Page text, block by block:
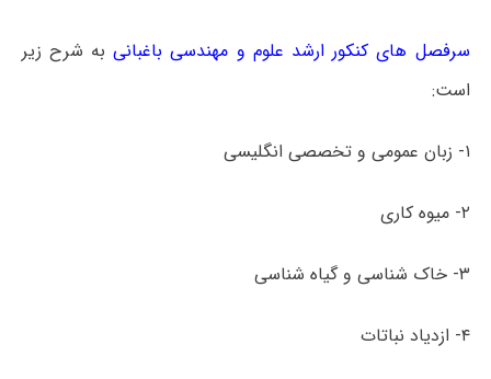
سرفصل های کنکور ارشد علوم و مهندسی باغبانیبه شرح زیر
است:
۱- زبان عمومی و تخصصی انگلیسی
۲- میوه کاری
۳- خاک شناسی و گیاه شناسی
۴- ازدیاد نباتات